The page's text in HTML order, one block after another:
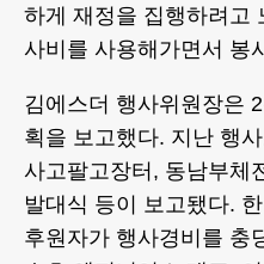
하게 재정을 집행하려고
사비를 사용해가면서 봉
김에스더 행사위원장은
획을 보고했다. 지난 행
사고팔고장터, 동남부체
발대식 등이 보고됐다.
후원자가 행사경비를 충